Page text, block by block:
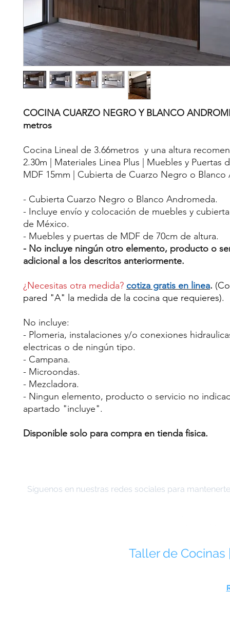
COCINA CUARZO NEGRO Y BLANCO
metros
Cocina Lineal de 3.66metros y una altura
2.30m | Materiales Linea Plus | Muebles y Puertas
MDF 15mm | Cubierta de Cuarzo Negro o Blanco
- Cubierta Cuarzo Negro o Blanco Andromeda.
- Incluye envío y colocación de muebles y
de México.
- Muebles y puertas de MDF de 70cm de altura.
- No incluye ningún otro elemento, producto o
adicional a los descritos anteriormente.
¿Necesitas otra medida? cotiza gratis en linea.
pared "A" la medida de la cocina que requieres).
No incluye:
- Plomeria, instalaciones y/o conexiones
electricas o de ningún tipo.
- Campana.
- Microondas.
- Mezcladora.
- Ningun elemento, producto o servicio no
apartado "incluye".
Disponible solo para compra en tienda fisica.
Síguenos en nuestras redes sociales para
Taller de